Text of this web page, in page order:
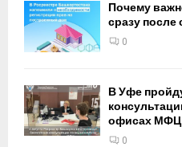
Почему
сразу после
0
В Уфе
офисах МФЦ
0